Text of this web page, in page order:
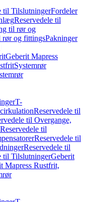
til TilslutningerFordeler
Reservedele til
til rør og
rør og fittingsPakninger
Geberit Mapress
Systemrør
T-
Reservedele til
til Overgange,
Reservedele til
Reservedele til
Reservedele til
til TilslutningerGeberit
Mapress Rustfrit,